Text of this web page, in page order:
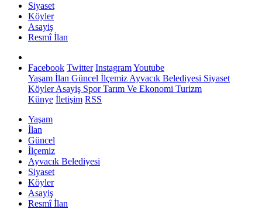
Siyaset
Köyler
Asayiş
Resmî İlan
Facebook Twitter InstagramYoutube
Yaşam İlan Güncel İlçemiz Ayvacık Belediyesi Siyaset
KöylerAsayiş SporTarım Ve Ekonomi Turizm
Künye İletişim RSS
Yaşam
İlan
Güncel
İlçemiz
Ayvacık Belediyesi
Siyaset
Köyler
Asayiş
Resmî İlan